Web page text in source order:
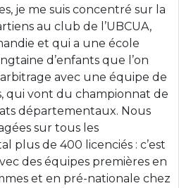
je me suis concentré sur la
au club de l’UBCUA,
et qui a une école
d’enfants que l’on
avec une équipe de
qui vont du championnat de
départementaux. Nous
sur tous les
plus de 400 licenciés : c’est
des équipes premières en
et en pré-nationale chez